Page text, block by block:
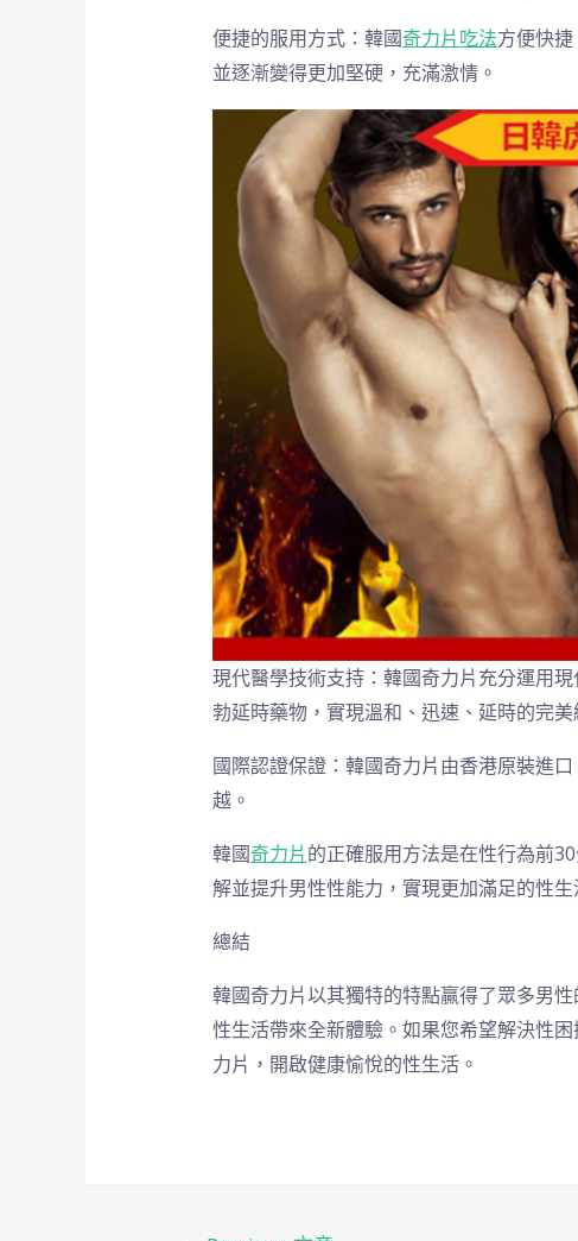
便捷的服用方式：韓國奇力片吃法方便快
並逐漸變得更加堅硬，充滿激情。
現代醫學技術支持：韓國奇力片充分運用
勃延時藥物，實現溫和、迅速、延時的完美
國際認證保證：韓國奇力片由香港原裝進
越。
韓國奇力片的正確服用方法是在性行為前
解並提升男性性能力，實現更加滿足的性
總結
韓國奇力片以其獨特的特點贏得了眾多男
性生活帶來全新體驗。如果您希望解決性
力片，開啟健康愉悅的性生活。